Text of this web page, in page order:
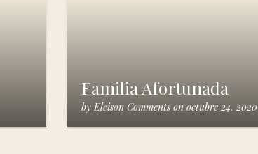
Familia Afortunada
by Eleison Comments on octubre 24, 2020